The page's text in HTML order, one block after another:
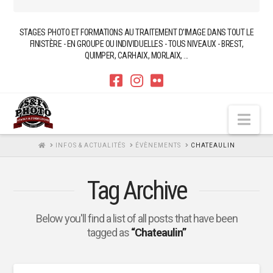
STAGES PHOTO ET FORMATIONS AU TRAITEMENT D'IMAGE DANS TOUT LE
FINISTÈRE - EN GROUPE OU INDIVIDUELLES - TOUS NIVEAUX - BREST,
QUIMPER, CARHAIX, MORLAIX, ...
HOMEINFOS & ACTUALITÉS ÉVÈNEMENTS CHATEAULIN
Tag Archive
Below you'll find a list of all posts that have been
tagged as“Chateaulin”